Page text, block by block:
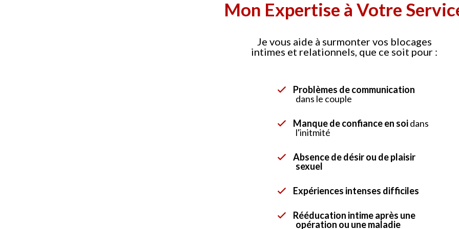
Mon Expertise à Votre
Je vous aide à surmonter vos blocages
intimes et relationnels, que ce soit pour :
Problèmes de communication
dans le couple
Manque de confiance en soidans
l'initmité
Absence de désir ou de plaisir
sexuel
Expériences intenses difficiles
Rééducation intime après une
opération ou une maladie